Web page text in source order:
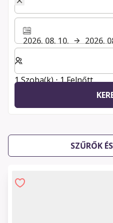
2026. 08. 10.
2026.
Válassza ki a szobák és a
1 Szoba(k) ⋅ 1 Felnőtt
SZŰRŐK